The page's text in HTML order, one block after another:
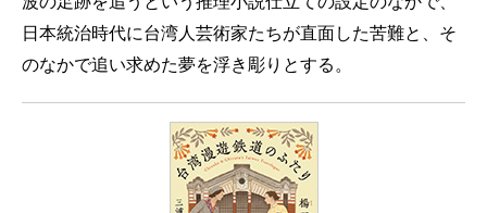
日本統治時代に台湾人芸術家たちが直面した苦難と、そ
のなかで追い求めた夢を浮き彫りとする。